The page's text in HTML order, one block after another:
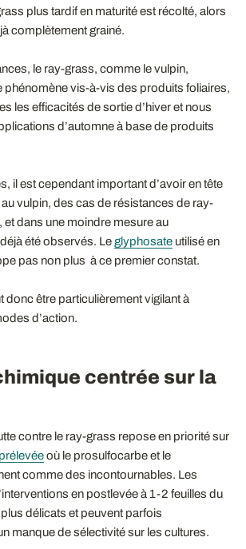
plus tardif en maturité est récolté, alors
complètement grainé.
le ray-grass, comme le vulpin,
phénomène vis-à-vis des produits foliaires,
les efficacités de sortie d’hiver et nous
d’automne à base de produits
il est cependant important d’avoir en tête
vulpin, des cas de résistances de ray-
et dans une moindre mesure au
été observés. Leglyphosate utilisé en
pas non plus à ce premier constat.
donc être particulièrement vigilant à
d’action.
centrée sur la
contre le ray-grass repose en priorité sur
prélevéeoù le prosulfocarbe et le
comme des incontournables. Les
en postlevée à 1-2 feuilles du
délicats et peuvent parfois
manque de sélectivité sur les cultures.